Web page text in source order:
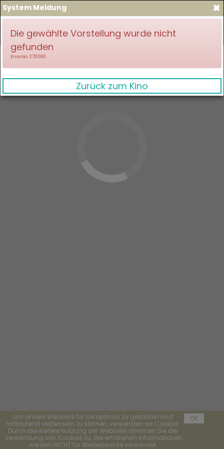
Um unsere Webseite für Sie optimal zu gestalten und
fortlaufend verbessern zu können, verwenden wir Cookies.
Durch die weitere Nutzung der Webseite stimmen Sie der
Verwendung von Cookies zu. Die erhobenen Informationen
werden NICHT für Werbezwecke verwendet.
OK
×
System Meldung
Die gewählte Vorstellung wurde nicht
gefunden
ErrorNo. 270083
Zurück zum Kino